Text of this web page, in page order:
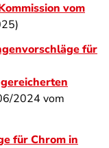
vom
für
2024 vom
für Chrom in